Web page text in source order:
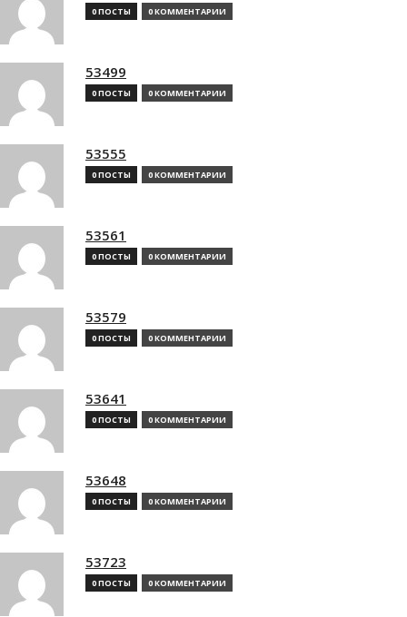
0 ПОСТЫ 0 КОММЕНТАРИИ
53499
0 ПОСТЫ 0 КОММЕНТАРИИ
53555
0 ПОСТЫ 0 КОММЕНТАРИИ
53561
0 ПОСТЫ 0 КОММЕНТАРИИ
53579
0 ПОСТЫ 0 КОММЕНТАРИИ
53641
0 ПОСТЫ 0 КОММЕНТАРИИ
53648
0 ПОСТЫ 0 КОММЕНТАРИИ
53723
0 ПОСТЫ 0 КОММЕНТАРИИ